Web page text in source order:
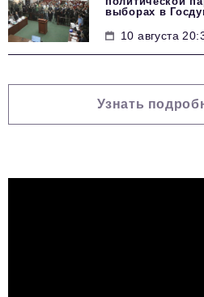
выборах в
10 августа
Узнать